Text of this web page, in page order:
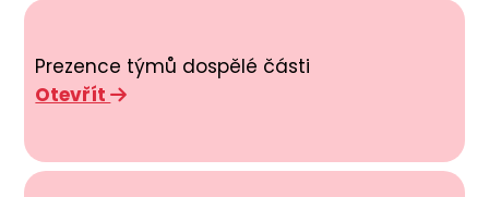
Prezence týmů dospělé části
Otevřít